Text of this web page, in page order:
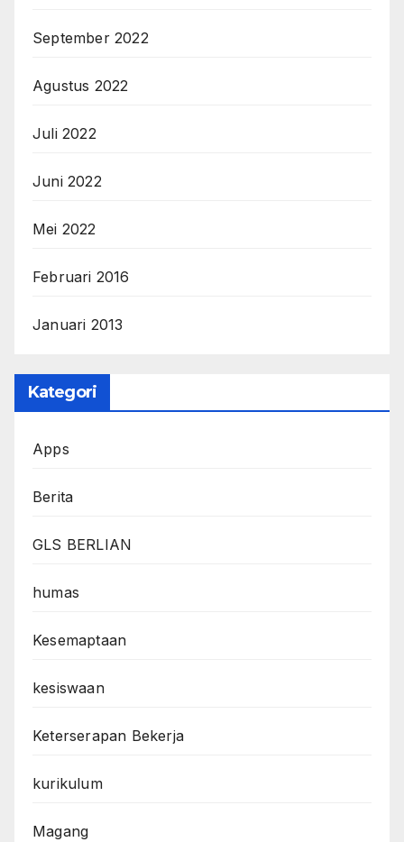
September 2022
Agustus 2022
Juli 2022
Juni 2022
Mei 2022
Februari 2016
Januari 2013
Kategori
Apps
Berita
GLS BERLIAN
humas
Kesemaptaan
kesiswaan
Keterserapan Bekerja
kurikulum
Magang